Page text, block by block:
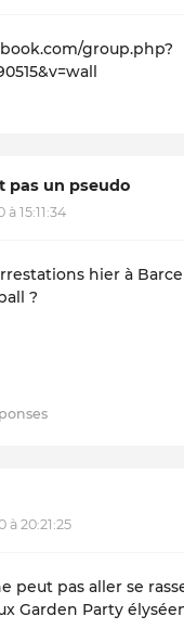
group.php?
pas un pseudo
à 15:11:34
hier à
?
à 20:21:25
peut pas aller se
Garden Party